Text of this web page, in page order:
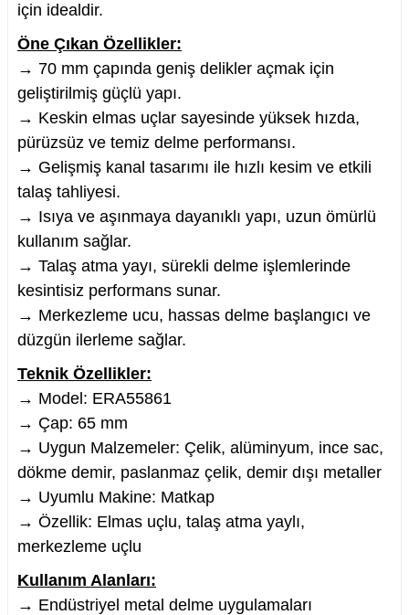
Ucu
ve Lehim Teli
için idealdir.
Öne Çıkan Özellikler:
→ 70 mm çapında geniş delikler açmak için
geliştirilmiş güçlü yapı.
→ Keskin elmas uçlar sayesinde yüksek hızda,
pürüzsüz ve temiz delme performansı.
→ Gelişmiş kanal tasarımı ile hızlı kesim ve etkili
talaş tahliyesi.
→ Isıya ve aşınmaya dayanıklı yapı, uzun ömürlü
kullanım sağlar.
→ Talaş atma yayı, sürekli delme işlemlerinde
kesintisiz performans sunar.
→ Merkezleme ucu, hassas delme başlangıcı ve
düzgün ilerleme sağlar.
Teknik Özellikler:
→ Model: ERA55861
→ Çap: 65 mm
→ Uygun Malzemeler: Çelik, alüminyum, ince sac,
dökme demir, paslanmaz çelik, demir dışı metaller
→ Uyumlu Makine: Matkap
→ Özellik: Elmas uçlu, talaş atma yaylı,
merkezleme uçlu
Kullanım Alanları:
→ Endüstriyel metal delme uygulamaları